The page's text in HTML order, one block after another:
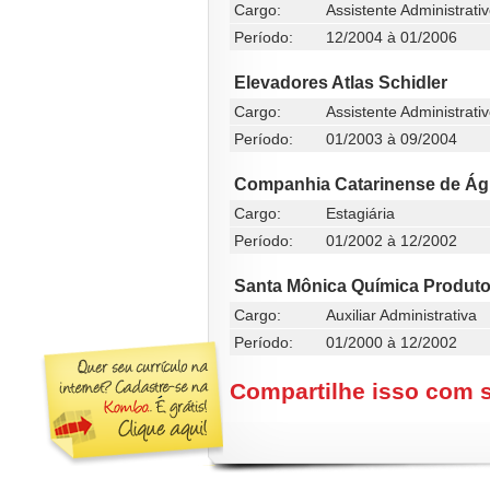
Cargo:
Assistente
Período:
12/2004 à 01/2006
Elevadores Atlas Schidler
Cargo:
Assistente
Período:
01/2003 à 09/2004
Companhia Catarinense de
Cargo:
Estagiária
Período:
01/2002 à 12/2002
Santa Mônica Química
Cargo:
Auxiliar Administrativa
Período:
01/2000 à 12/2002
Compartilhe isso com